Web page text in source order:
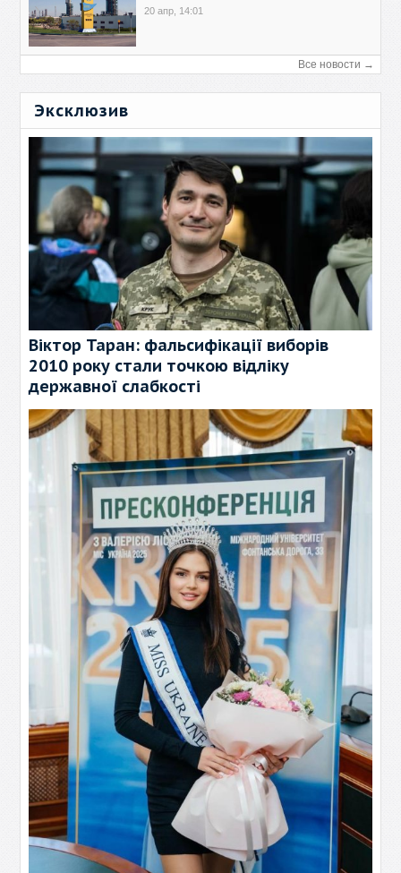
20 апр, 14:01
Все новости →
Эксклюзив
Віктор Таран: фальсифікації виборів
2010 року стали точкою відліку
державної слабкості